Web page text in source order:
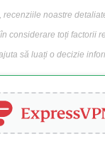
recenziile noastre
considerare toți factorii
să luați o decizie